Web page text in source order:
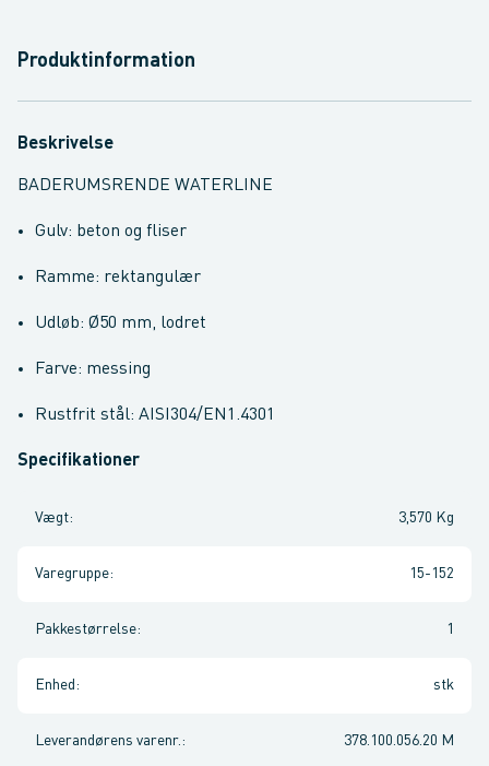
Produktinformation
Beskrivelse
BADERUMSRENDE WATERLINE
Gulv: beton og fliser
Ramme: rektangulær
Udløb: Ø50 mm, lodret
Farve: messing
Rustfrit stål: AISI304/EN1.4301
Specifikationer
Vægt: 3,570 Kg
Varegruppe: 15-152
Pakkestørrelse: 1
Enhed : stk
Leverandørens varenr. : 378.100.056.20 M